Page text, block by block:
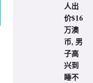
人出
价$16
万澳
币, 男
子高
兴到
睡不